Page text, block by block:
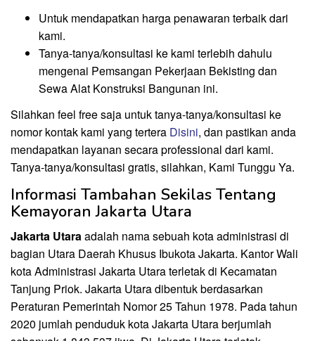
Untuk mendapatkan harga penawaran terbaik dari
kami.
Tanya-tanya/konsultasi ke kami terlebih dahulu
mengenai Pemsangan Pekerjaan Bekisting dan
Sewa Alat Konstruksi Bangunan ini.
Silahkan feel free saja untuk tanya-tanya/konsultasi ke
nomor kontak kami yang tertera Disini, dan pastikan anda
mendapatkan layanan secara professional dari kami.
Tanya-tanya/konsultasi gratis, silahkan, Kami Tunggu Ya.
Informasi Tambahan Sekilas Tentang
Kemayoran Jakarta Utara
Jakarta Utara adalah nama sebuah kota administrasi di
bagian Utara Daerah Khusus Ibukota Jakarta. Kantor Wali
kota Administrasi Jakarta Utara terletak di Kecamatan
Tanjung Priok. Jakarta Utara dibentuk berdasarkan
Peraturan Pemerintah Nomor 25 Tahun 1978. Pada tahun
2020 jumlah penduduk kota Jakarta Utara berjumlah